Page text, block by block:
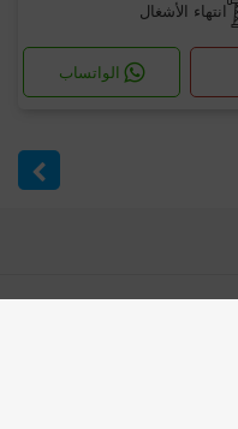
انتهاء الأشغال
الواتساب